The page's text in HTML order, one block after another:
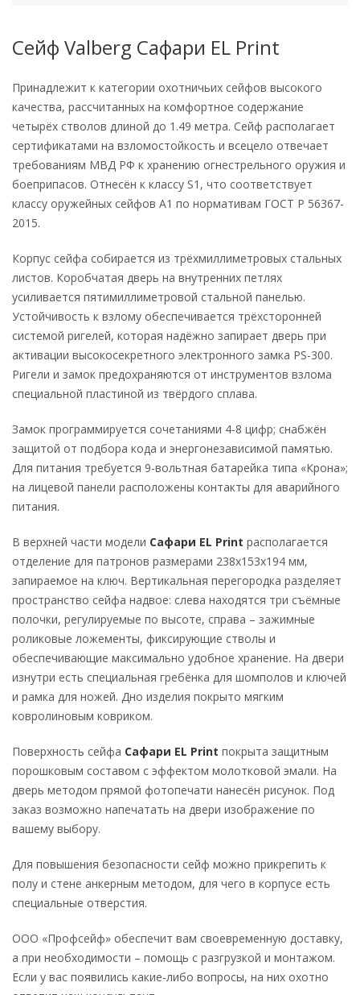
Сейф Valberg Сафари EL Print
Принадлежит к категории охотничьих сейфов высокого
качества, рассчитанных на комфортное содержание
четырёх стволов длиной до 1.49 метра. Сейф располагает
сертификатами на взломостойкость и всецело отвечает
требованиям МВД РФ к хранению огнестрельного оружия и
боеприпасов. Отнесён к классу S1, что соответствует
классу оружейных сейфов А1 по нормативам ГОСТ Р 56367-
2015.
Корпус сейфа собирается из трёхмиллиметровых стальных
листов. Коробчатая дверь на внутренних петлях
усиливается пятимиллиметровой стальной панелью.
Устойчивость к взлому обеспечивается трёхсторонней
системой ригелей, которая надёжно запирает дверь при
активации высокосекретного электронного замка PS-300.
Ригели и замок предохраняются от инструментов взлома
специальной пластиной из твёрдого сплава.
Замок программируется сочетаниями 4-8 цифр; снабжён
защитой от подбора кода и энергонезависимой памятью.
Для питания требуется 9-вольтная батарейка типа «Крона»;
на лицевой панели расположены контакты для аварийного
питания.
В верхней части модели Сафари EL Print располагается
отделение для патронов размерами 238x153x194 мм,
запираемое на ключ. Вертикальная перегородка разделяет
пространство сейфа надвое: слева находятся три съёмные
полочки, регулируемые по высоте, справа – зажимные
роликовые ложементы, фиксирующие стволы и
обеспечивающие максимально удобное хранение. На двери
изнутри есть специальная гребёнка для шомполов и ключей
и рамка для ножей. Дно изделия покрыто мягким
ковролиновым ковриком.
Поверхность сейфа Сафари EL Print покрыта защитным
порошковым составом с эффектом молотковой эмали. На
дверь методом прямой фотопечати нанесён рисунок. Под
заказ возможно напечатать на двери изображение по
вашему выбору.
Для повышения безопасности сейф можно прикрепить к
полу и стене анкерным методом, для чего в корпусе есть
специальные отверстия.
ООО «Профсейф» обеспечит вам своевременную доставку,
а при необходимости – помощь с разгрузкой и монтажом.
Если у вас появились какие-либо вопросы, на них охотно